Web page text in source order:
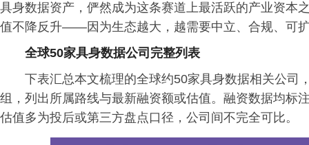
具身数据资产，俨然成为这条赛道上最活跃的产业资本
值不降反升——因为生态越大，越需要中立、合规、可
全球50家具身数据公司完整列表
下表汇总本文梳理的全球约50家具身数据相关公司
组，列出所属路线与最新融资额或估值。融资数据均标
估值多为投后或第三方盘点口径，公司间不完全可比。